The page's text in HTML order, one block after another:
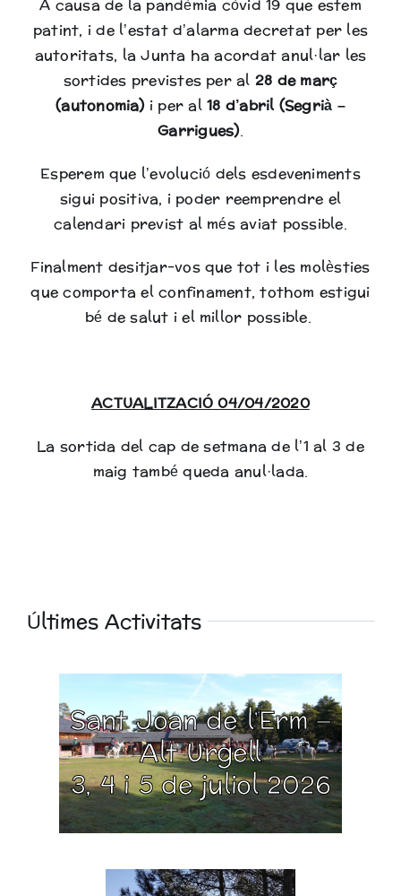
patint, i de l’estat d’alarma decretat per les
autoritats, la Junta ha acordat anul·lar les
sortides previstes per al 28 de març
(autonomia)i per al18 d’abril (Segrià –
Garrigues).
Esperem que l’evolució dels esdeveniments
sigui positiva, i poder reemprendre el
calendari previst al més aviat possible.
Finalment desitjar-vos que tot i les molèsties
que comporta el confinament, tothom estigui
bé de salut i el millor possible.
ACTUALITZACIÓ 04/04/2020
La sortida del cap de setmana de l’1 al 3 de
maig també queda anul·lada.
Últimes Activitats
Sant Joan de l’Erm –
Alt Urgell
3, 4 i 5 de juliol 2026